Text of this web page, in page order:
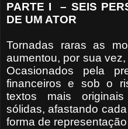
PARTE I
– SEIS
DE UM ATOR
Tornadas raras as
aumentou, por sua
Ocasionados pela
financeiros e sob o
textos mais
sólidas, afastando
forma de